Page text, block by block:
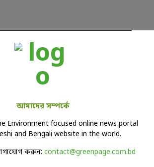
আমাদের সম্পর্কে
Environment focused online news portal
and Bengali website in the world.
করুন: contact@greenpage.com.bd